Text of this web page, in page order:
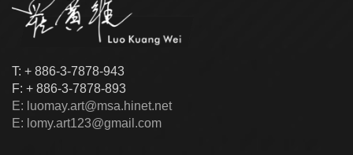
T: + 886-3-7878-943
F: + 886-3-7878-893
E: luomay.art@msa.hinet.net
E: lomy.art123@gmail.com